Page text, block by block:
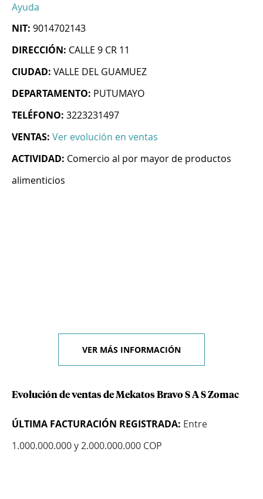
Ayuda
NIT: 9014702143
DIRECCIÓN: CALLE 9 CR 11
CIUDAD: VALLE DEL GUAMUEZ
DEPARTAMENTO: PUTUMAYO
TELÉFONO: 3223231497
VENTAS: Ver evolución en ventas
ACTIVIDAD: Comercio al por mayor de productos
alimenticios
VER MÁS INFORMACIÓN
Evolución de ventas de Mekatos Bravo S A S Zomac
ÚLTIMA FACTURACIÓN REGISTRADA: Entre
1.000.000.000 y 2.000.000.000 COP